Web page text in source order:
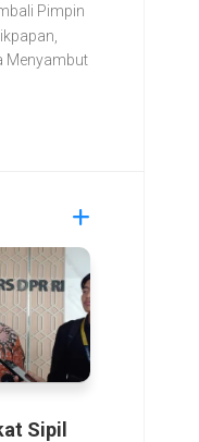
Pimpin
Menyambut
Sipil